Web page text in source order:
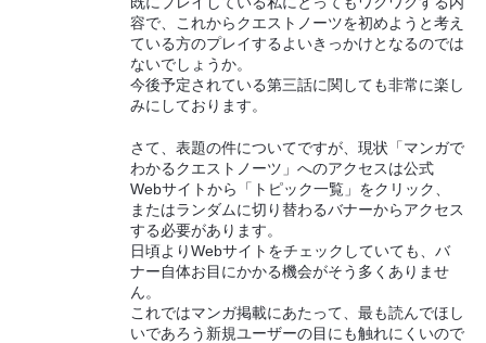
容で、これからクエストノーツを初めようと考え
ている方のプレイするよいきっかけとなるのでは
ないでしょうか。
今後予定されている第三話に関しても非常に楽し
みにしております。
さて、表題の件についてですが、現状「マンガで
わかるクエストノーツ」へのアクセスは公式
Webサイトから「トピック一覧」をクリック、
またはランダムに切り替わるバナーからアクセス
する必要があります。
日頃よりWebサイトをチェックしていても、バ
ナー自体お目にかかる機会がそう多くありませ
ん。
これではマンガ掲載にあたって、最も読んでほし
いであろう新規ユーザーの目にも触れにくいので